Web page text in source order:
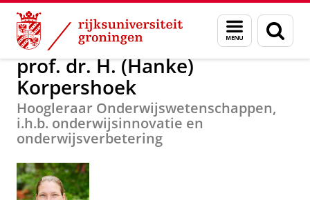
Skip
Content
Skip
Navigation
Menu
en
zoeken
Over ons prof. dr. H. (Hanke) Korpershoek
prof. dr. H. (Hanke)
Korpershoek
Hoogleraar Onderwijswetenschappen,
i.h.b. onderwijsinnovatie en
onderwijsverbetering